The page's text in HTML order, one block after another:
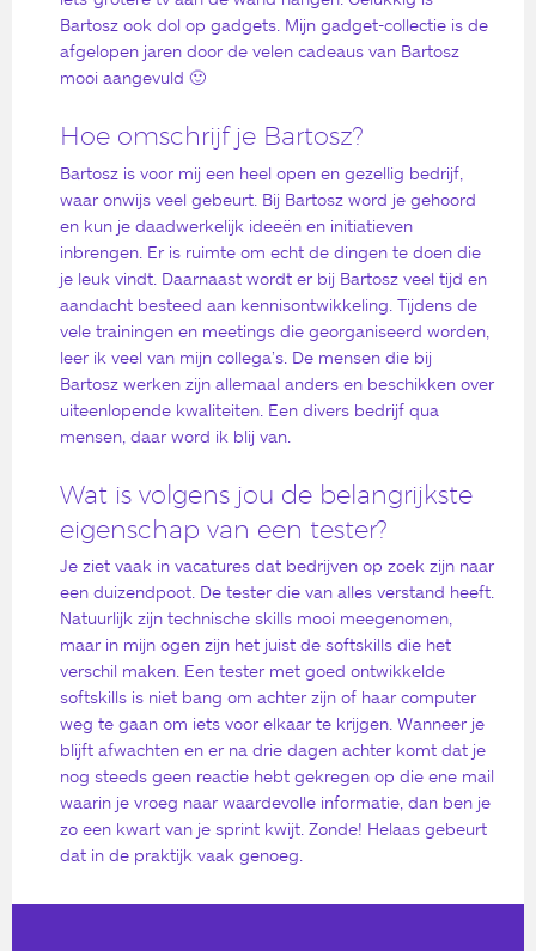
Bartosz ook dol op gadgets. Mijn gadget-collectie is de
afgelopen jaren door de velen cadeaus van Bartosz
mooi aangevuld 🙂
Hoe omschrijf je Bartosz?
Bartosz is voor mij een heel open en gezellig bedrijf,
waar onwijs veel gebeurt. Bij Bartosz word je gehoord
en kun je daadwerkelijk ideeën en initiatieven
inbrengen. Er is ruimte om echt de dingen te doen die
je leuk vindt. Daarnaast wordt er bij Bartosz veel tijd en
aandacht besteed aan kennisontwikkeling. Tijdens de
vele trainingen en meetings die georganiseerd worden,
leer ik veel van mijn collega’s. De mensen die bij
Bartosz werken zijn allemaal anders en beschikken over
uiteenlopende kwaliteiten. Een divers bedrijf qua
mensen, daar word ik blij van.
Wat is volgens jou de belangrijkste
eigenschap van een tester?
Je ziet vaak in vacatures dat bedrijven op zoek zijn naar
een duizendpoot. De tester die van alles verstand heeft.
Natuurlijk zijn technische skills mooi meegenomen,
maar in mijn ogen zijn het juist de softskills die het
verschil maken. Een tester met goed ontwikkelde
softskills is niet bang om achter zijn of haar computer
weg te gaan om iets voor elkaar te krijgen. Wanneer je
blijft afwachten en er na drie dagen achter komt dat je
nog steeds geen reactie hebt gekregen op die ene mail
waarin je vroeg naar waardevolle informatie, dan ben je
zo een kwart van je sprint kwijt. Zonde! Helaas gebeurt
dat in de praktijk vaak genoeg.